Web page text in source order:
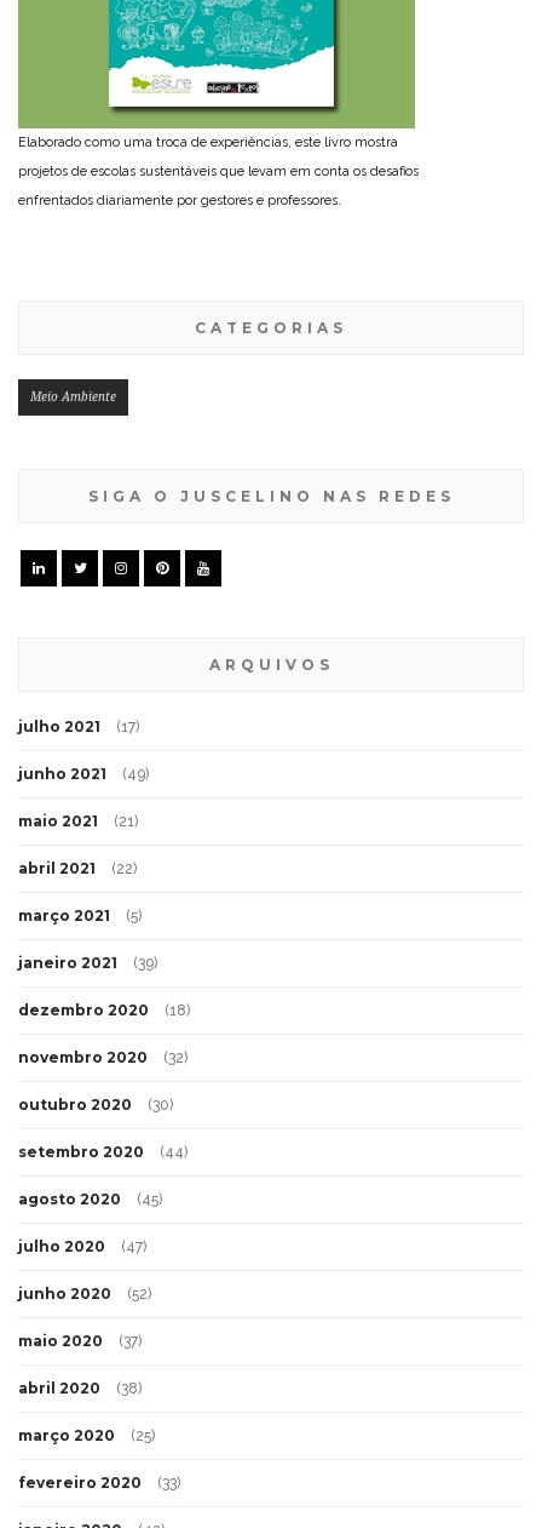
Elaborado como uma troca de experiências, este livro mostra
projetos de escolas sustentáveis que levam em conta os desafios
enfrentados diariamente por gestores e professores.
CATEGORIAS
Meio Ambiente
SIGA O JUSCELINO NAS REDES
ARQUIVOS
julho 2021 (17)
junho 2021 (49)
maio 2021 (21)
abril 2021 (22)
março 2021 (5)
janeiro 2021 (39)
dezembro 2020 (18)
novembro 2020 (32)
outubro 2020 (30)
setembro 2020 (44)
agosto 2020 (45)
julho 2020 (47)
junho 2020 (52)
maio 2020 (37)
abril 2020 (38)
março 2020 (25)
fevereiro 2020 (33)